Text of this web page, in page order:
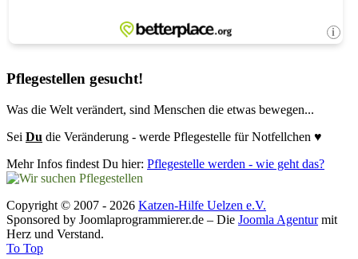
Pflegestellen gesucht!
Was die Welt verändert, sind Menschen die etwas bewegen...
Sei Du die Veränderung - werde Pflegestelle für Notfellchen ♥
Mehr Infos findest Du hier: Pflegestelle werden - wie geht das?
Copyright © 2007 - 2026 Katzen-Hilfe Uelzen e.V.
Sponsored by Joomlaprogrammierer.de – Die Joomla Agenturmit
Herz und Verstand.
To Top